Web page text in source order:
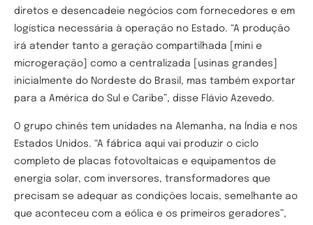
diretos e desencadeie negócios com fornecedores e em
logística necessária à operação no Estado. “A produção
irá atender tanto a geração compartilhada [mini e
microgeração] como a centralizada [usinas grandes]
inicialmente do Nordeste do Brasil, mas também exportar
para a América do Sul e Caribe”, disse Flávio Azevedo.
O grupo chinês tem unidades na Alemanha, na Índia e nos
Estados Unidos. “A fábrica aqui vai produzir o ciclo
completo de placas fotovoltaicas e equipamentos de
energia solar, com inversores, transformadores que
precisam se adequar as condições locais, semelhante ao
que aconteceu com a eólica e os primeiros geradores”,